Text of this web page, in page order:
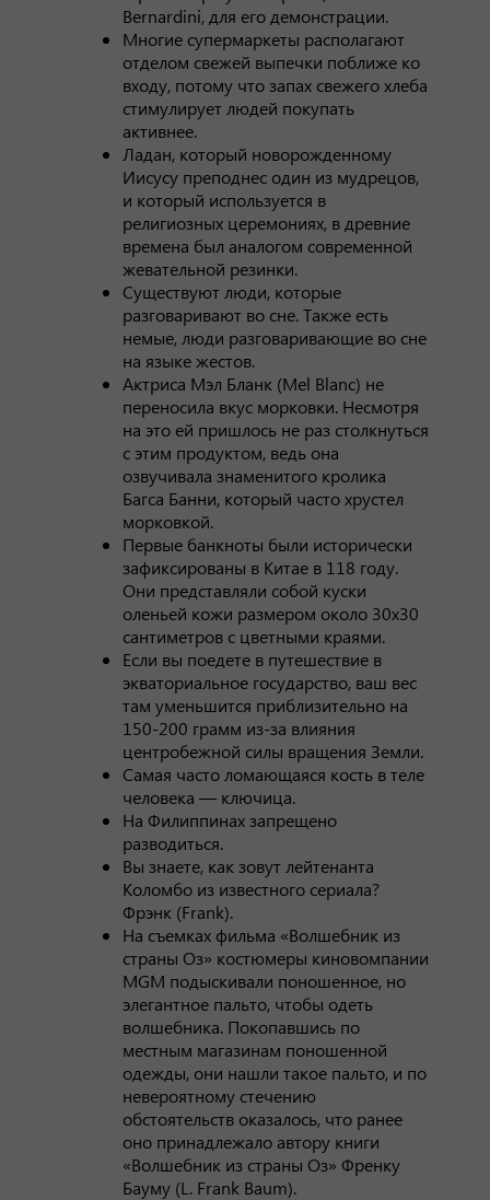
Bernardini, для его демонстрации.
Многие супермаркеты располагают
отделом свежей выпечки поближе ко
входу, потому что запах свежего хлеба
стимулирует людей покупать
активнее.
Ладан, который новорожденному
Иисусу преподнес один из мудрецов,
и который используется в
религиозных церемониях, в древние
времена был аналогом современной
жевательной резинки.
Существуют люди, которые
разговаривают во сне. Также есть
немые, люди разговаривающие во сне
на языке жестов.
Актриса Мэл Бланк (Mel Blanc) не
переносила вкус морковки. Несмотря
на это ей пришлось не раз столкнуться
с этим продуктом, ведь она
озвучивала знаменитого кролика
Багса Банни, который часто хрустел
морковкой.
Первые банкноты были исторически
зафиксированы в Китае в 118 году.
Они представляли собой куски
оленьей кожи размером около 30х30
сантиметров с цветными краями.
Если вы поедете в путешествие в
экваториальное государство, ваш вес
там уменьшится приблизительно на
150-200 грамм из-за влияния
центробежной силы вращения Земли.
Самая часто ломающаяся кость в теле
человека — ключица.
На Филиппинах запрещено
разводиться.
Вы знаете, как зовут лейтенанта
Коломбо из известного сериала?
Фрэнк (Frank).
На съемках фильма «Волшебник из
страны Оз» костюмеры киновомпании
MGM подыскивали поношенное, но
элегантное пальто, чтобы одеть
волшебника. Покопавшись по
местным магазинам поношенной
одежды, они нашли такое пальто, и по
невероятному стечению
обстоятельств оказалось, что ранее
оно принадлежало автору книги
«Волшебник из страны Оз» Френку
Бауму (L. Frank Baum).